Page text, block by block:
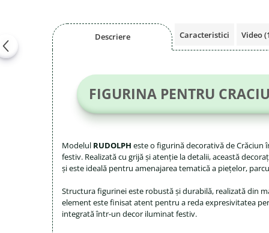
Mobilier urban
DIZABILITATI
Descriere Caracteristici Video
FIGURINA PENTRU
Modelul RUDOLPH este o figurină decorativă de
festiv. Realizată cu grijă și atenție la detalii, această
și este ideală pentru amenajarea tematică a piețelor,
Structura figurinei este robustă și durabilă, realizată din
element este finisat atent pentru a reda expresivitatea
integrată într-un decor iluminat festiv.